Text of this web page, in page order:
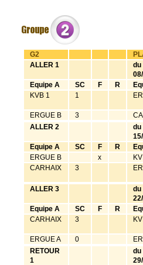
G2
ALLER 1
du
Equipe A
SC F R
KVB 1
1
ERGUE B 3
ALLER 2
du
Equipe A
SC F R
ERGUE B
x
CARHAIX
3
ALLER 3
du
Equipe A
SC F R
CARHAIX
3
ERGUE A 0
RETOUR
1
du